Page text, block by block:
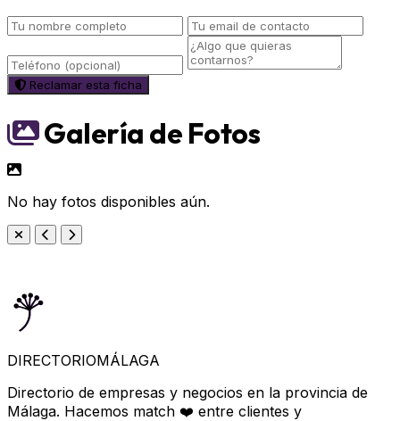
Reclamar esta ficha
Galería de Fotos
No hay fotos disponibles aún.
DIRECTORIOMÁLAGA
Directorio de empresas y negocios en la provincia de
Málaga. Hacemos match ❤️ entre clientes y